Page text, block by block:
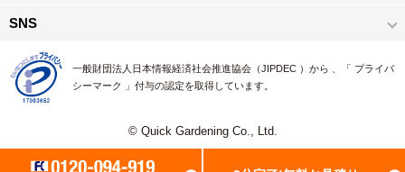
SNS
一般財団法人日本情報経済社会推進協会（JIPDEC ）から 、「 プライバ
シーマーク 」付与の認定を取得しています。
© Quick Gardening Co., Ltd.